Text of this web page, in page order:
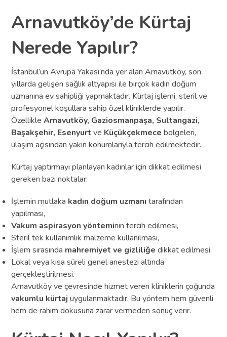
Arnavutköy’de Kürtaj
Nerede Yapılır?
İstanbul’un Avrupa Yakası’nda yer alan Arnavutköy, son
yıllarda gelişen sağlık altyapısı ile birçok kadın doğum
uzmanına ev sahipliği yapmaktadır. Kürtaj işlemi, steril ve
profesyonel koşullara sahip özel kliniklerde yapılır.
ÖzellikleArnavutköy, Gaziosmanpaşa, Sultangazi,
Başakşehir, Esenyurt ve Küçükçekmece bölgeleri,
ulaşım açısından yakın konumlarıyla tercih edilmektedir.
Kürtaj yaptırmayı planlayan kadınlar için dikkat edilmesi
gereken bazı noktalar:
İşlemin mutlaka kadın doğum uzmanı tarafından
yapılması,
Vakum aspirasyon yönteminin tercih edilmesi,
Steril tek kullanımlık malzeme kullanılması,
İşlem sırasında mahremiyet ve gizliliğe dikkat edilmesi,
Lokal veya kısa süreli genel anestezi altında
gerçekleştirilmesi.
Arnavutköy ve çevresinde hizmet veren kliniklerin çoğunda
vakumlu kürtaj uygulanmaktadır. Bu yöntem hem güvenli
hem de rahim dokusuna zarar vermeden sonuç verir.